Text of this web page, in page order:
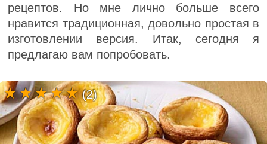
рецептов. Но мне лично больше всего
нравится традиционная, довольно простая в
изготовлении версия. Итак, сегодня я
предлагаю вам попробовать.
(2)